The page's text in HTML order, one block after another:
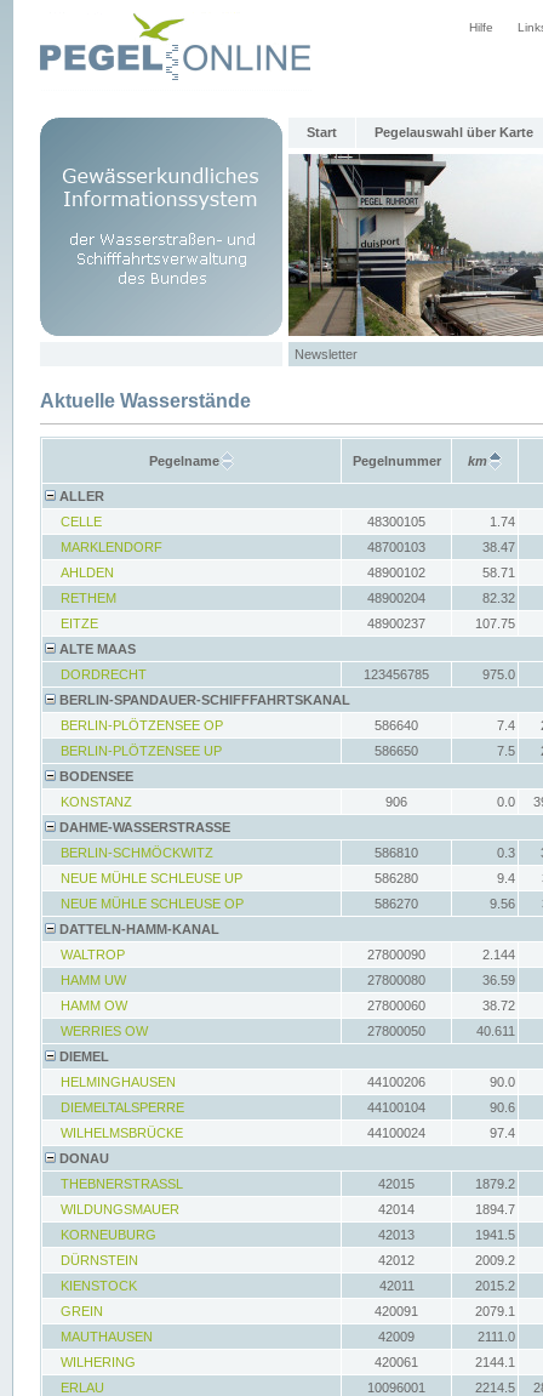
Hilfe
Start Pegelauswahl über Karte
Newsletter
Aktuelle Wasserstände
Pegelname Pegelnummer km
ALLER
CELLE
48300105
1.74
MARKLENDORF
48700103
38.47
AHLDEN
48900102
58.71
RETHEM
48900204
82.32
EITZE
48900237
107.75
ALTE MAAS
DORDRECHT
123456785
975.0
BERLIN-SPANDAUER-SCHIFFFAHRTSKANAL
BERLIN-PLÖTZENSEE OP
586640 7.4
BERLIN-PLÖTZENSEE UP
586650 7.5
BODENSEE
KONSTANZ
906 0.0
DAHME-WASSERSTRASSE
BERLIN-SCHMÖCKWITZ
586810 0.3
NEUE MÜHLE SCHLEUSE UP
586280 9.4
NEUE MÜHLE SCHLEUSE OP
586270 9.56
DATTELN-HAMM-KANAL
WALTROP
27800090
2.144
HAMM UW
27800080
36.59
HAMM OW
27800060
38.72
WERRIES OW
27800050
40.611
DIEMEL
HELMINGHAUSEN
44100206
90.0
DIEMELTALSPERRE
44100104
90.6
WILHELMSBRÜCKE
44100024
97.4
DONAU
THEBNERSTRASSL
42015
1879.2
WILDUNGSMAUER
42014
1894.7
KORNEUBURG
42013
1941.5
DÜRNSTEIN
42012
2009.2
KIENSTOCK
42011
2015.2
GREIN
420091
2079.1
MAUTHAUSEN
42009
2111.0
WILHERING
420061
2144.1
ERLAU
10096001 2214.5